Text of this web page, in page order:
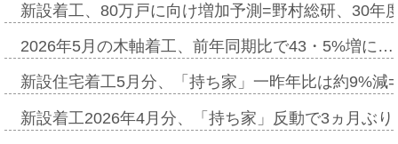
新設着工、80万戸に向け増加予測=野村総研、30年
2026年5月の木軸着工、前年同期比で43・5%増に…
新設住宅着工5月分、「持ち家」一昨年比は約9%
新設着工2026年4月分、「持ち家」反動で3ヵ月ぶ